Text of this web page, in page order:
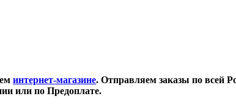
интернет-магазине. Отправляем заказы по всей
или по Предоплате.